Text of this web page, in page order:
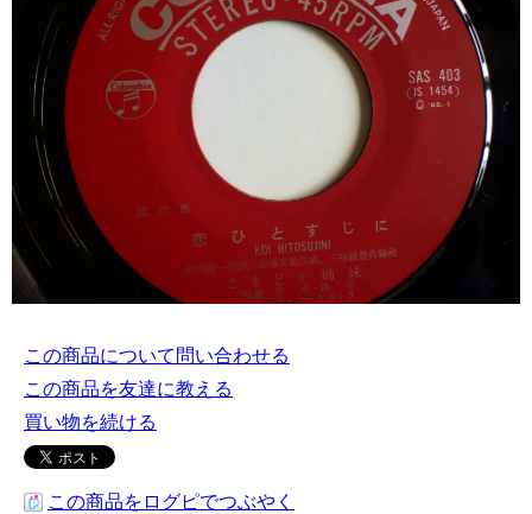
この商品について問い合わせる
この商品を友達に教える
買い物を続ける
この商品をログピでつぶやく